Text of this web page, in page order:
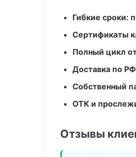
Гибкие сроки:
Сертификаты
Полный цикл
Доставка по
Собственный
ОТК и
Отзывы